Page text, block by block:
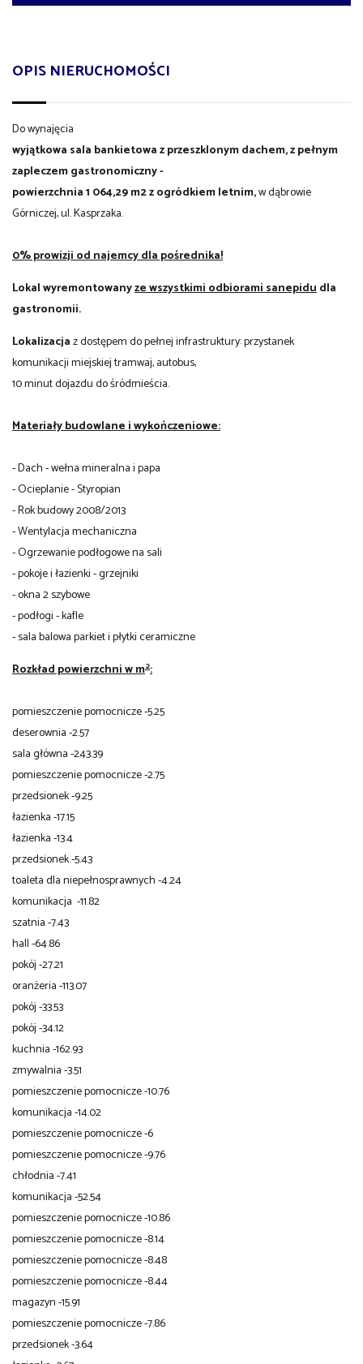
OPIS NIERUCHOMOŚCI
Do wynajęcia
wyjątkowa sala bankietowa z przeszklonym dachem, z pełnym
zapleczem gastronomiczny -
powierzchnia 1 064,29 m2z ogródkiem letnim,w dąbrowie
Górniczej, ul. Kasprzaka.
0% prowizji od najemcy dla pośrednika!
Lokal wyremontowanyze wszystkimi odbiorami sanepidudla
gastronomii.
Lokalizacjaz dostępem do pełnej infrastruktury: przystanek
komunikacji miejskiej tramwaj, autobus,
10 minut dojazdu do śródmieścia.
Materiały budowlane i wykończeniowe:
- Dach - wełna mineralna i papa
- Ocieplanie - Styropian
- Rok budowy 2008/2013
- Wentylacja mechaniczna
- Ogrzewanie podłogowe na sali
- pokoje i łazienki - grzejniki
- okna 2 szybowe
- podłogi - kafle
- sala balowa parkiet i płytki ceramiczne
Rozkład powierzchni w m2:
pomieszczenie pomocnicze -5.25
deserownia -2.57
sala główna -243.39
pomieszczenie pomocnicze -2.75
przedsionek -9.25
łazienka -17.15
łazienka -13.4
przedsionek -5.43
toaleta dla niepełnosprawnych -4.24
komunikacja -11.82
szatnia -7.43
hall -64.86
pokój -27.21
oranżeria -113.07
pokój -33.53
pokój -34.12
kuchnia -162.93
zmywalnia -3.51
pomieszczenie pomocnicze -10.76
komunikacja -14.02
pomieszczenie pomocnicze -6
pomieszczenie pomocnicze -9.76
chłodnia -7.41
komunikacja -52.54
pomieszczenie pomocnicze -10.86
pomieszczenie pomocnicze -8.14
pomieszczenie pomocnicze -8.48
pomieszczenie pomocnicze -8.44
magazyn -15.91
pomieszczenie pomocnicze -7.86
przedsionek -3.64